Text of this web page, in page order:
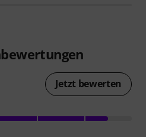
Jetzt bewerten